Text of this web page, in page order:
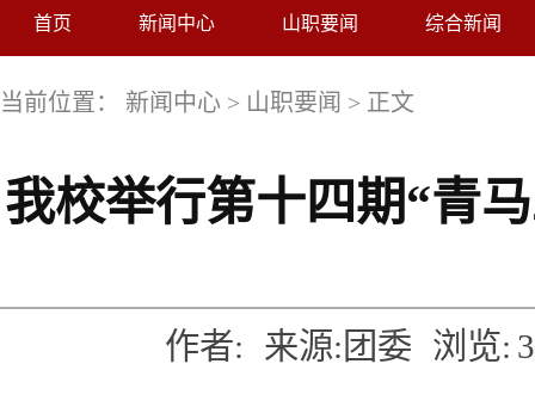
首页 新闻中心 山职要闻 综合新闻
当前位置： 新闻中心 > 山职要闻 > 正文
我校举行第十四期“青
作者: 来源:团委 浏览: